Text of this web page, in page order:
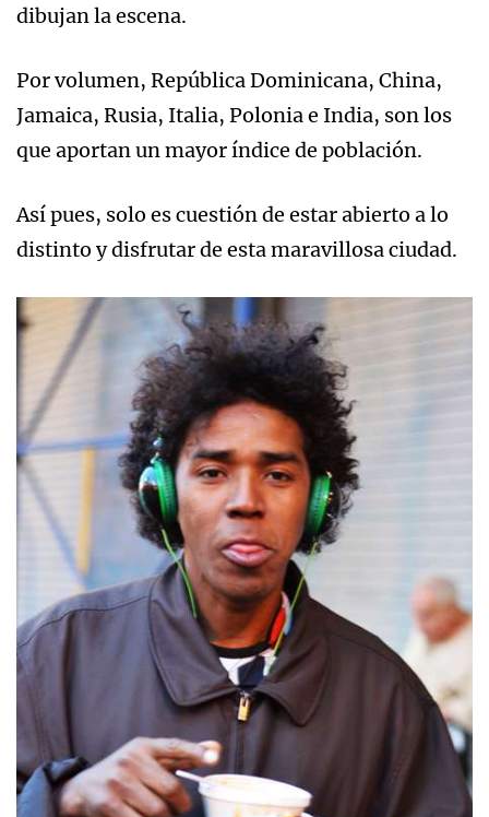
dibujan la escena.
Por volumen, República Dominicana, China,
Jamaica, Rusia, Italia, Polonia e India, son los
que aportan un mayor índice de población.
Así pues, solo es cuestión de estar abierto a lo
distinto y disfrutar de esta maravillosa ciudad.